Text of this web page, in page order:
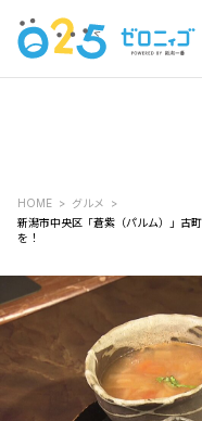
HOME
グルメ
新潟市中央区「蒼紫（パルム）」古
を！